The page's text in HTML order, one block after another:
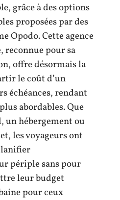
grâce à des options
proposées par des
Opodo. Cette agence
reconnue pour sa
offre désormais la
le coût d’un
échéances, rendant
abordables. Que
un hébergement ou
les voyageurs ont
périple sans pour
leur budget
pour ceux